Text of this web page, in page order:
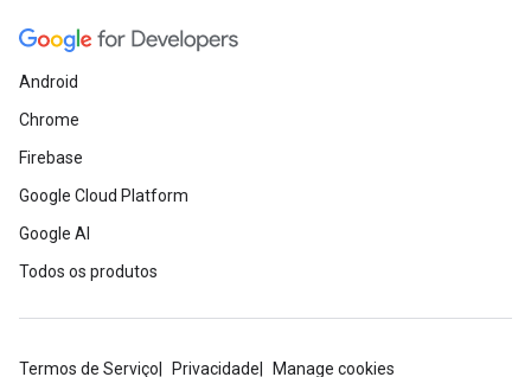
Android
Chrome
Firebase
Google Cloud Platform
Google AI
Todos os produtos
Termos de Serviço Privacidade Manage cookies